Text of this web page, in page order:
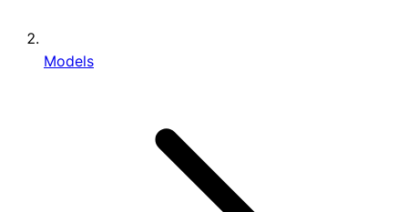
Models